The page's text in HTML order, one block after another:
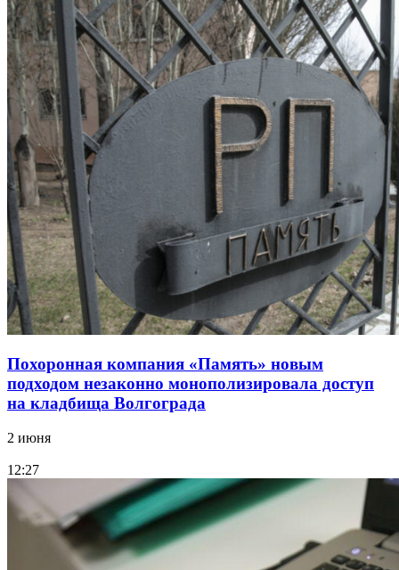
Похоронная компания «Память» новым
подходом незаконно монополизировала доступ
на кладбища Волгограда
2 июня
12:27